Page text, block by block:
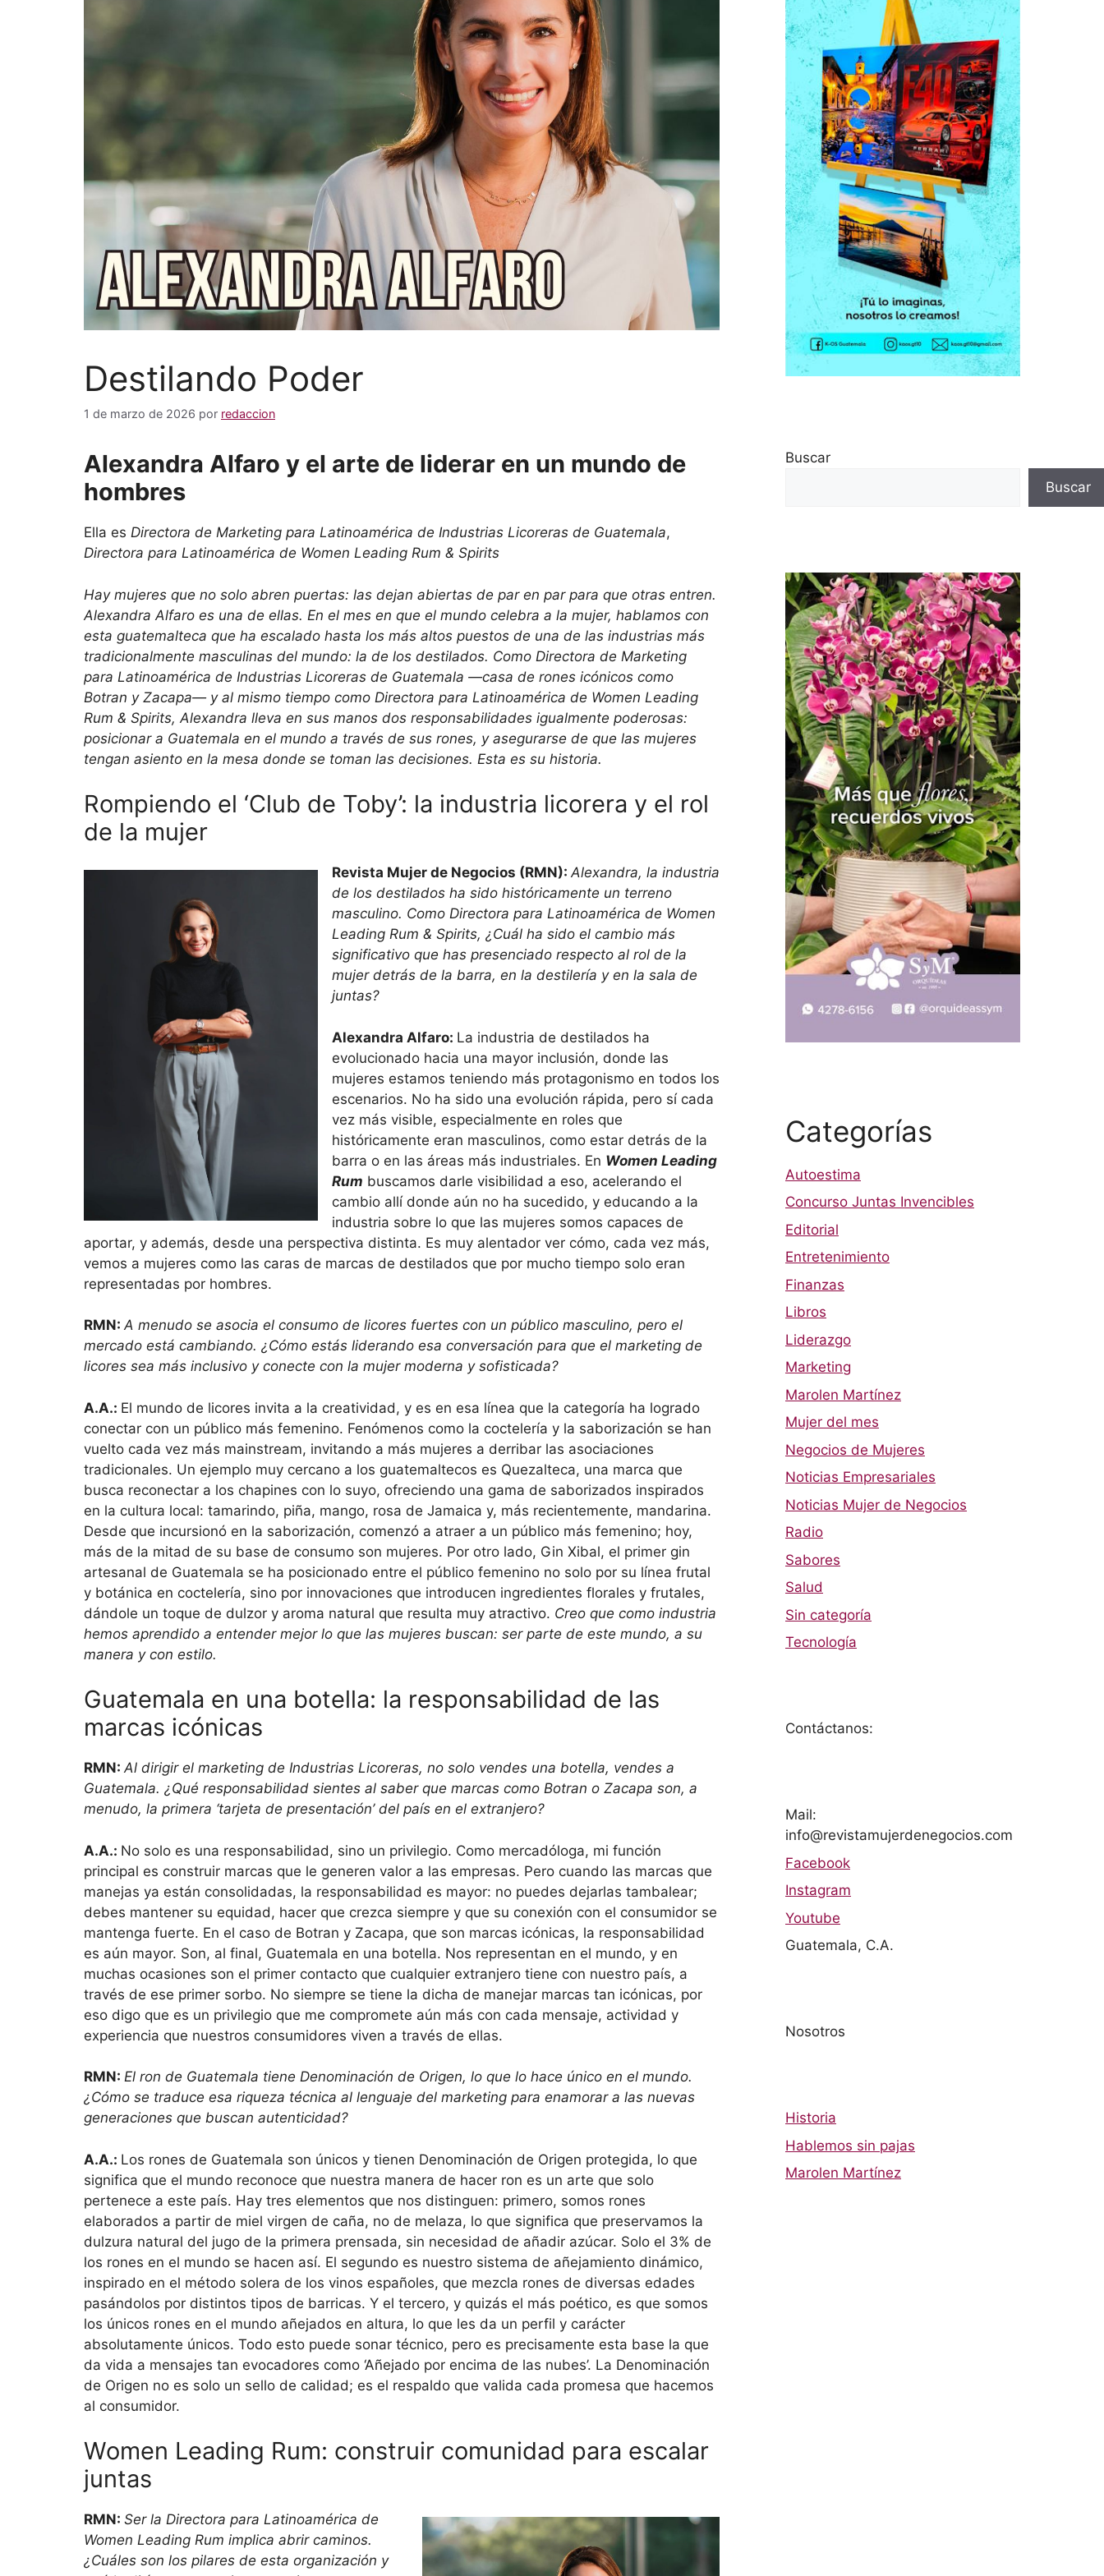
Destilando Poder
1 de marzo de 2026 por redaccion
Alexandra Alfaro y el arte de liderar en un mundo de
hombres
Ella es Directora de Marketing para Latinoamérica de Industrias Licoreras de Guatemala,
Directora para Latinoamérica de Women Leading Rum & Spirits
Hay mujeres que no solo abren puertas: las dejan abiertas de par en par para que otras entren.
Alexandra Alfaro es una de ellas. En el mes en que el mundo celebra a la mujer, hablamos con
esta guatemalteca que ha escalado hasta los más altos puestos de una de las industrias más
tradicionalmente masculinas del mundo: la de los destilados. Como Directora de Marketing
para Latinoamérica de Industrias Licoreras de Guatemala —casa de rones icónicos como
Botran y Zacapa— y al mismo tiempo como Directora para Latinoamérica de Women Leading
Rum & Spirits, Alexandra lleva en sus manos dos responsabilidades igualmente poderosas:
posicionar a Guatemala en el mundo a través de sus rones, y asegurarse de que las mujeres
tengan asiento en la mesa donde se toman las decisiones. Esta es su historia.
Rompiendo el ‘Club de Toby’: la industria licorera y el rol
de la mujer
Revista Mujer de Negocios (RMN):Alexandra, la industria
de los destilados ha sido históricamente un terreno
masculino. Como Directora para Latinoamérica de Women
Leading Rum & Spirits, ¿Cuál ha sido el cambio más
significativo que has presenciado respecto al rol de la
mujer detrás de la barra, en la destilería y en la sala de
juntas?
Alexandra Alfaro: La industria de destilados ha
evolucionado hacia una mayor inclusión, donde las
mujeres estamos teniendo más protagonismo en todos los
escenarios. No ha sido una evolución rápida, pero sí cada
vez más visible, especialmente en roles que
históricamente eran masculinos, como estar detrás de la
barra o en las áreas más industriales. En Women Leading
Rum buscamos darle visibilidad a eso, acelerando el
cambio allí donde aún no ha sucedido, y educando a la
industria sobre lo que las mujeres somos capaces de
aportar, y además, desde una perspectiva distinta. Es muy alentador ver cómo, cada vez más,
vemos a mujeres como las caras de marcas de destilados que por mucho tiempo solo eran
representadas por hombres.
RMN:A menudo se asocia el consumo de licores fuertes con un público masculino, pero el
mercado está cambiando. ¿Cómo estás liderando esa conversación para que el marketing de
licores sea más inclusivo y conecte con la mujer moderna y sofisticada?
A.A.: El mundo de licores invita a la creatividad, y es en esa línea que la categoría ha logrado
conectar con un público más femenino. Fenómenos como la coctelería y la saborización se han
vuelto cada vez más mainstream, invitando a más mujeres a derribar las asociaciones
tradicionales. Un ejemplo muy cercano a los guatemaltecos es Quezalteca, una marca que
busca reconectar a los chapines con lo suyo, ofreciendo una gama de saborizados inspirados
en la cultura local: tamarindo, piña, mango, rosa de Jamaica y, más recientemente, mandarina.
Desde que incursionó en la saborización, comenzó a atraer a un público más femenino; hoy,
más de la mitad de su base de consumo son mujeres. Por otro lado, Gin Xibal, el primer gin
artesanal de Guatemala se ha posicionado entre el público femenino no solo por su línea frutal
y botánica en coctelería, sino por innovaciones que introducen ingredientes florales y frutales,
dándole un toque de dulzor y aroma natural que resulta muy atractivo. Creo que como industria
hemos aprendido a entender mejor lo que las mujeres buscan: ser parte de este mundo, a su
manera y con estilo.
Guatemala en una botella: la responsabilidad de las
marcas icónicas
RMN:Al dirigir el marketing de Industrias Licoreras, no solo vendes una botella, vendes a
Guatemala. ¿Qué responsabilidad sientes al saber que marcas como Botran o Zacapa son, a
menudo, la primera ‘tarjeta de presentación’ del país en el extranjero?
A.A.: No solo es una responsabilidad, sino un privilegio. Como mercadóloga, mi función
principal es construir marcas que le generen valor a las empresas. Pero cuando las marcas que
manejas ya están consolidadas, la responsabilidad es mayor: no puedes dejarlas tambalear;
debes mantener su equidad, hacer que crezca siempre y que su conexión con el consumidor se
mantenga fuerte. En el caso de Botran y Zacapa, que son marcas icónicas, la responsabilidad
es aún mayor. Son, al final, Guatemala en una botella. Nos representan en el mundo, y en
muchas ocasiones son el primer contacto que cualquier extranjero tiene con nuestro país, a
través de ese primer sorbo. No siempre se tiene la dicha de manejar marcas tan icónicas, por
eso digo que es un privilegio que me compromete aún más con cada mensaje, actividad y
experiencia que nuestros consumidores viven a través de ellas.
RMN: El ron de Guatemala tiene Denominación de Origen, lo que lo hace único en el mundo.
¿Cómo se traduce esa riqueza técnica al lenguaje del marketing para enamorar a las nuevas
generaciones que buscan autenticidad?
A.A.: Los rones de Guatemala son únicos y tienen Denominación de Origen protegida, lo que
significa que el mundo reconoce que nuestra manera de hacer ron es un arte que solo
pertenece a este país. Hay tres elementos que nos distinguen: primero, somos rones
elaborados a partir de miel virgen de caña, no de melaza, lo que significa que preservamos la
dulzura natural del jugo de la primera prensada, sin necesidad de añadir azúcar. Solo el 3% de
los rones en el mundo se hacen así. El segundo es nuestro sistema de añejamiento dinámico,
inspirado en el método solera de los vinos españoles, que mezcla rones de diversas edades
pasándolos por distintos tipos de barricas. Y el tercero, y quizás el más poético, es que somos
los únicos rones en el mundo añejados en altura, lo que les da un perfil y carácter
absolutamente únicos. Todo esto puede sonar técnico, pero es precisamente esta base la que
da vida a mensajes tan evocadores como ‘Añejado por encima de las nubes’. La Denominación
de Origen no es solo un sello de calidad; es el respaldo que valida cada promesa que hacemos
al consumidor.
Women Leading Rum: construir comunidad para escalar
juntas
RMN: Ser la Directora para Latinoamérica de
Women Leading Rum implica abrir caminos.
¿Cuáles son los pilares de esta organización y
Buscar
Buscar
Categorías
Autoestima
Concurso Juntas Invencibles
Editorial
Entretenimiento
Finanzas
Libros
Liderazgo
Marketing
Marolen Martínez
Mujer del mes
Negocios de Mujeres
Noticias Empresariales
Noticias Mujer de Negocios
Radio
Sabores
Salud
Sin categoría
Tecnología
Contáctanos:
Mail:
info@revistamujerdenegocios.com
Facebook
Instagram
Youtube
Guatemala, C.A.
Nosotros
Historia
Hablemos sin pajas
Marolen Martínez